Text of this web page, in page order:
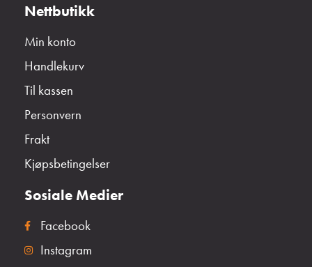
Nettbutikk
Min konto
Handlekurv
Til kassen
Personvern
Frakt
Kjøpsbetingelser
Sosiale Medier
Facebook
Instagram